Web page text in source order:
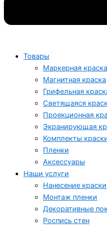
Товары
Маркерная краска
Магнитная краска
Грифельная
Светящаяся
Проекционная
Экранирующая
Комплекты
Пленки
Аксессуары
Наши услуги
Нанесение краски
Монтаж пленки
Декоративные
Роспись стен